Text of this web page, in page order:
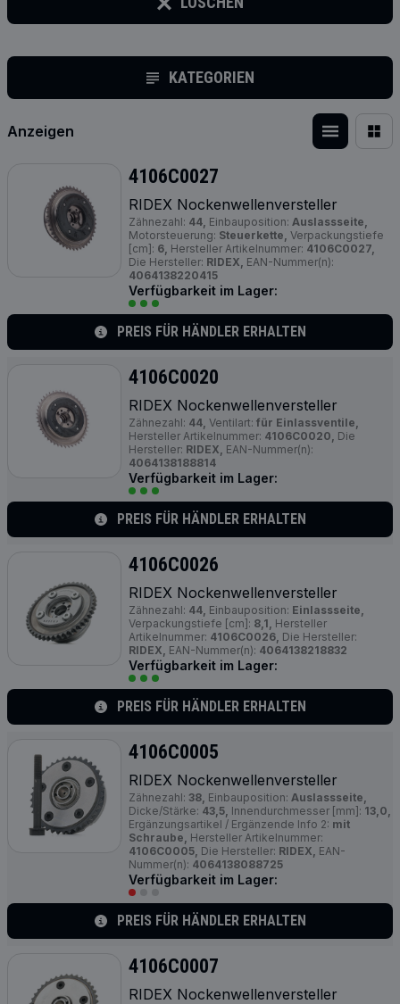
KATEGORIEN
Anzeigen
4106C0027
RIDEX Nockenwellenversteller
Zähnezahl: 44, Einbauposition: Auslassseite,
Motorsteuerung: Steuerkette, Verpackungstiefe
[cm]: 6, Hersteller Artikelnummer: 4106C0027,
Die Hersteller: RIDEX, EAN-Nummer(n):
4064138220415
Verfügbarkeit im Lager:
PREIS FÜR HÄNDLER ERHALTEN
4106C0020
RIDEX Nockenwellenversteller
Zähnezahl: 44, Ventilart: für Einlassventile,
Hersteller Artikelnummer: 4106C0020, Die
Hersteller: RIDEX, EAN-Nummer(n):
4064138188814
Verfügbarkeit im Lager:
PREIS FÜR HÄNDLER ERHALTEN
4106C0026
RIDEX Nockenwellenversteller
Zähnezahl: 44, Einbauposition: Einlassseite,
Verpackungstiefe [cm]: 8,1, Hersteller
Artikelnummer: 4106C0026, Die Hersteller:
RIDEX, EAN-Nummer(n): 4064138218832
Verfügbarkeit im Lager:
PREIS FÜR HÄNDLER ERHALTEN
4106C0005
RIDEX Nockenwellenversteller
Zähnezahl: 38, Einbauposition: Auslassseite,
Dicke/Stärke: 43,5, Innendurchmesser [mm]: 13,0,
Ergänzungsartikel / Ergänzende Info 2: mit
Schraube, Hersteller Artikelnummer:
4106C0005, Die Hersteller: RIDEX, EAN-
Nummer(n): 4064138088725
Verfügbarkeit im Lager:
PREIS FÜR HÄNDLER ERHALTEN
4106C0007
RIDEX Nockenwellenversteller